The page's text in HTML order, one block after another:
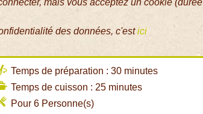
mais vous acceptez un cookie (durée
des données, c'estici
Temps de préparation : 30 minutes
Temps de cuisson : 25 minutes
Pour 6 Personne(s)